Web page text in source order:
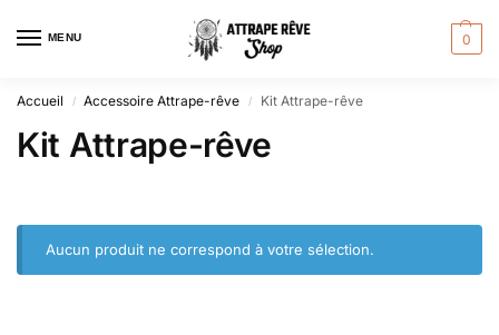
MENU 0
Accueil / Accessoire Attrape-rêve / Kit Attrape-rêve
Kit Attrape-rêve
Aucun produit ne correspond à votre sélection.